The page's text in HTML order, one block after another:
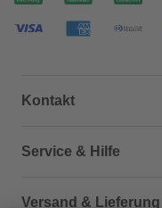
Kontakt
Dein Kontakt zu uns
Service & Hilfe
Häufige Fragen (FAQ)
Versand & Lieferung